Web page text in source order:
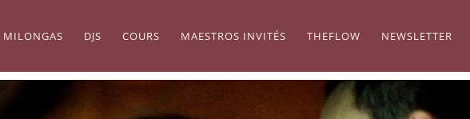
MILONGAS DJS COURS MAESTROS INVITÉS THEFLOW NEWSLETTER